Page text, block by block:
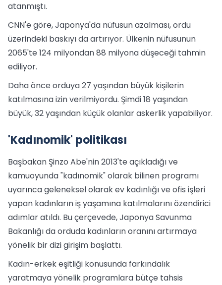
atanmıştı.
CNN'e göre, Japonya'da nüfusun azalması, ordu
üzerindeki baskıyı da artırıyor. Ülkenin nüfusunun
2065'te 124 milyondan 88 milyona düşeceği tahmin
ediliyor.
Daha önce orduya 27 yaşından büyük kişilerin
katılmasına izin verilmiyordu. Şimdi 18 yaşından
büyük, 32 yaşından küçük olanlar askerlik yapabiliyor.
'Kadınomik' politikası
Başbakan Şinzo Abe'nin 2013'te açıkladığı ve
kamuoyunda "kadınomik" olarak bilinen programı
uyarınca geleneksel olarak ev kadınlığı ve ofis işleri
yapan kadınların iş yaşamına katılmalarını özendirici
adımlar atıldı. Bu çerçevede, Japonya Savunma
Bakanlığı da orduda kadınların oranını artırmaya
yönelik bir dizi girişim başlattı.
Kadın-erkek eşitliği konusunda farkındalık
yaratmaya yönelik programlara bütçe tahsis